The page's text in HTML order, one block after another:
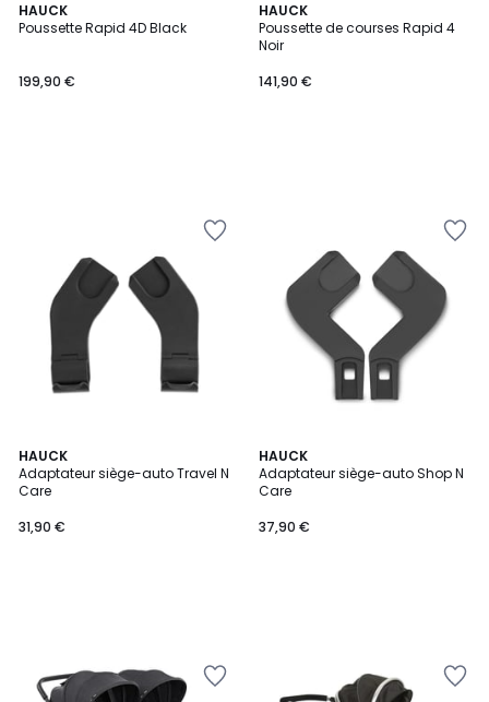
HAUCK
Poussette Rapid 4D Black
199,90 €
HAUCK
Poussette de courses Rapid 4
Noir
141,90 €
HAUCK
Adaptateur siège-auto Travel N
Care
31,90 €
HAUCK
Adaptateur siège-auto Shop N
Care
37,90 €